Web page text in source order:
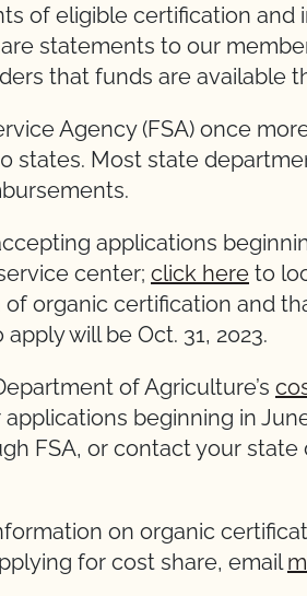
of eligible certification and
statements to our
that funds are available
Agency (FSA) once
states. Most state
applications
center; click here to
organic certification and
will be Oct. 31, 2023.
of Agriculture’s
beginning in
FSA, or contact your
on organic
for cost share, email